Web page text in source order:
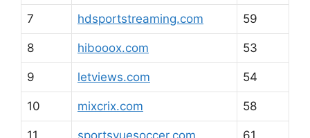
7 hdsportstreaming.com 59
8 hibooox.com 53
9 letviews.com 54
10 mixcrix.com 58